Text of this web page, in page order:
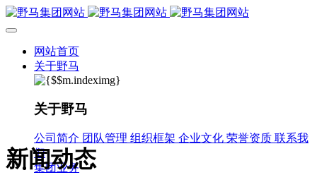
网站首页
关于野马
关于野马
公司简介 团队管理 组织框架 企业文化 荣誉资质 联系我
们
集团业务
新闻动态